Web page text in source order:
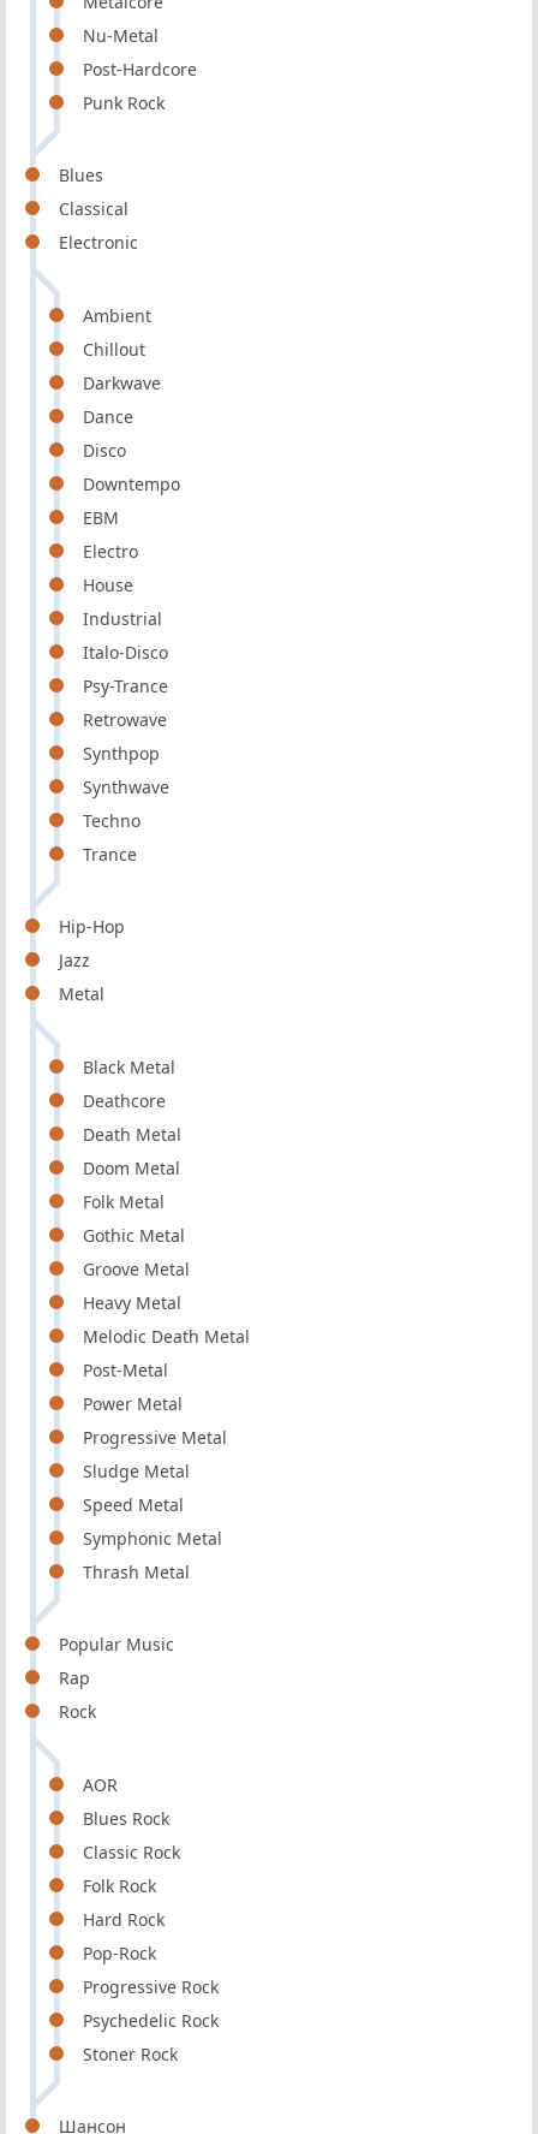
Nu-Metal
Post-Hardcore
Punk Rock
Blues
Classical
Electronic
Ambient
Chillout
Darkwave
Dance
Disco
Downtempo
EBM
Electro
House
Industrial
Italo-Disco
Psy-Trance
Retrowave
Synthpop
Synthwave
Techno
Trance
Hip-Hop
Jazz
Metal
Black Metal
Deathcore
Death Metal
Doom Metal
Folk Metal
Gothic Metal
Groove Metal
Heavy Metal
Melodic Death Metal
Post-Metal
Power Metal
Progressive Metal
Sludge Metal
Speed Metal
Symphonic Metal
Thrash Metal
Popular Music
Rap
Rock
AOR
Blues Rock
Classic Rock
Folk Rock
Hard Rock
Pop-Rock
Progressive Rock
Psychedelic Rock
Stoner Rock
Шансон